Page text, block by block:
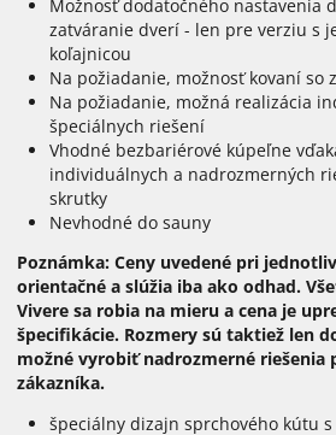
Možnosť dodatočného nastavenia
zatváranie dverí - len pre verziu s
koľajnicou
Na požiadanie, možnosť kovaní so
Na požiadanie, možná realizácia
špeciálnych riešení
Vhodné bezbariérové kúpeľne
individuálnych a nadrozmerných
skrutky
Nevhodné do sauny
Poznámka: Ceny uvedené pri
orientačné a slúžia iba ako odhad.
Vivere sa robia na mieru a cena je
špecifikácie. Rozmery sú taktiež len
možné vyrobiť nadrozmerné riešenia
zákazníka.
špeciálny dizajn sprchového kútu